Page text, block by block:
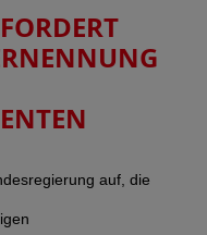
auf, die